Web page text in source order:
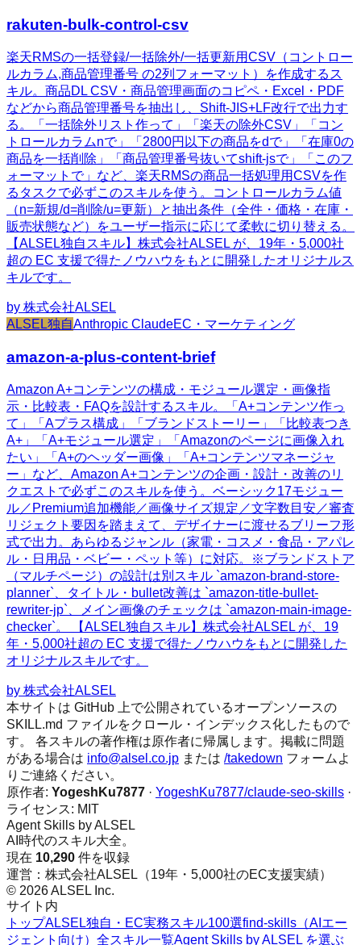
rakuten-bulk-control-csv
楽天RMSの一括登録/一括除外/一括更新用CSV（コントロー
ルカラム,商品管理番号 の2列フォーマット）を作成するス
キル。商品DL CSV・商品管理画面のコピペ・Excel・PDF
などから商品管理番号を抽出し、Shift-JIS+LF改行で出力す
る。「一括除外リスト作って」「楽天の除外CSV」「コン
トロールカラムnで」「2800円以下の商品をdで」「在庫0の
商品を一括削除」「商品管理番号抜いてshift-jsで」「このフ
ォーマットで」など、楽天RMSの商品一括処理用CSVを作
るタスクで必ずこのスキルを使う。コントロールカラム値
（n=新規/d=削除/u=更新）と抽出条件（全件・価格・在庫・
販売状態など）をユーザー指示に応じて柔軟に切り替える。
【ALSEL独自スキル】株式会社ALSEL が、19年・5,000社
超の EC 支援で得たノウハウをもとに開発したオリジナルス
キルです。
by 株式会社ALSEL
ALSEL独自Anthropic ClaudeEC・マーケティング
amazon-a-plus-content-brief
Amazon A+コンテンツの構成・モジュール選定・画像指
示・比較表・FAQを設計するスキル。「A+コンテンツ作っ
て」「Aプラス構成」「ブランドストーリー」「比較表つき
A+」「A+モジュール選定」「Amazonのページに画像入れ
たい」「A+のヘッダー画像」「A+コンテンツマネージャ
ー」など、Amazon A+コンテンツの企画・設計・改善のリ
クエストで必ずこのスキルを使う。ベーシック17モジュー
ル／Premium追加機能／画像サイズ規定／文字数目安／審査
リジェクト要因を踏まえて、デザイナーに渡せるブリーフ形
式で出力。あらゆるジャンル（家電・コスメ・食品・アパレ
ル・日用品・ベビー・ペット等）に対応。※ブランドストア
（マルチページ）の設計は別スキル `amazon-brand-store-
planner`、タイトル・bullet改善は `amazon-title-bullet-
rewriter-jp`、メイン画像のチェックは `amazon-main-image-
checker`。 【ALSEL独自スキル】株式会社ALSEL が、19
年・5,000社超の EC 支援で得たノウハウをもとに開発した
オリジナルスキルです。
by 株式会社ALSEL
本サイトは GitHub 上で公開されているオープンソースの
SKILL.md ファイルをクロール・インデックス化したもので
す。 各スキルの著作権は原作者に帰属します。掲載に問題
がある場合は info@alsel.co.jp または /takedown フォームよ
りご連絡ください。
原作者: YogeshKu7877 · YogeshKu7877/claude-seo-skills ·
ライセンス: MIT
Agent Skills by ALSEL
AI時代のスキル大全。
現在 10,290 件を収録
運営：株式会社ALSEL（19年・5,000社のEC支援実績）
© 2026 ALSEL Inc.
サイト内
トップALSEL独自・EC実務スキル100選find-skills（AIエー
ジェント向け） 全スキル一覧Agent Skills by ALSEL を選ぶ